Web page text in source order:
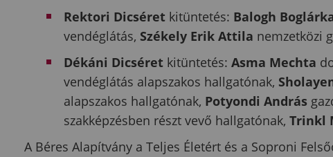
Rektori Dicséret kitüntetés: Balogh
vendéglátás, Székely Erik Attila nemzetközi
Dékáni Dicséret kitüntetés: Asma Mechta
vendéglátás alapszakos hallgatónak,
alapszakos hallgatónak, Potyondi András
szakképzésben részt vevő hallgatónak, Trinkl
A Béres Alapítvány a Teljes Életért és a Soproni